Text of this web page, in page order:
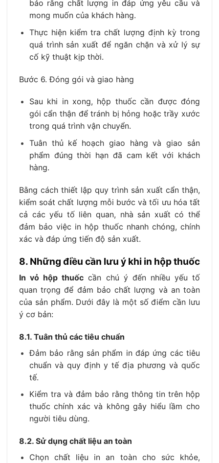
bảo rằng chất lượng in đáp ứng yêu cầu và
mong muốn của khách hàng.
Thực hiện kiểm tra chất lượng định kỳ trong
quá trình sản xuất để ngăn chặn và xử lý sự
cố kỹ thuật kịp thời.
Bước 6. Đóng gói và giao hàng
Sau khi in xong, hộp thuốc cần được đóng
gói cẩn thận để tránh bị hỏng hoặc trầy xước
trong quá trình vận chuyển.
Tuân thủ kế hoạch giao hàng và giao sản
phẩm đúng thời hạn đã cam kết với khách
hàng.
Bằng cách thiết lập quy trình sản xuất cẩn thận,
kiểm soát chất lượng mỗi bước và tối ưu hóa tất
cả các yếu tố liên quan, nhà sản xuất có thể
đảm bảo việc in hộp thuốc nhanh chóng, chính
xác và đáp ứng tiến độ sản xuất.
8. Những điều cần lưu ý khi in hộp thuốc
In vỏ hộp thuốc cần chú ý đến nhiều yếu tố
quan trọng để đảm bảo chất lượng và an toàn
của sản phẩm. Dưới đây là một số điểm cần lưu
ý cơ bản:
8.1. Tuân thủ các tiêu chuẩn
Đảm bảo rằng sản phẩm in đáp ứng các tiêu
chuẩn và quy định y tế địa phương và quốc
tế.
Kiểm tra và đảm bảo rằng thông tin trên hộp
thuốc chính xác và không gây hiểu lầm cho
người tiêu dùng.
8.2. Sử dụng chất liệu an toàn
Chọn chất liệu in an toàn cho sức khỏe,